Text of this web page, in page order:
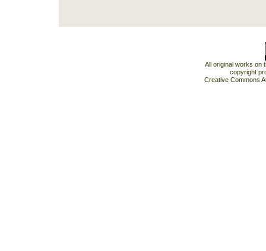
All original works on
copyright
Creative Commons